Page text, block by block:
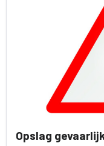
Opslag